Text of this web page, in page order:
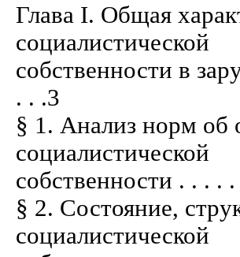
Глава I. Общая
социалистической
собственности в
. . .3
§ 1. Анализ норм об
социалистической
собственности . . . .
§ 2. Состояние,
социалистической